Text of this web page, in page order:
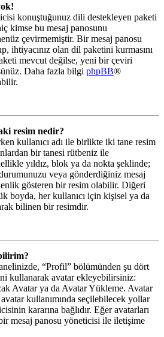
konuştuğunuz dili destekleyen paketi
kimse bu mesaj panosunu
çevirmemiştir. Bir mesaj panosu
ihtiyacınız olan dil paketini kurmasını
mevcut değilse, yeni bir çeviri
Daha fazla bilgi phpBB®
resim nedir?
kullanıcı adı ile birlikte iki tane resim
bir tanesi rütbeniz ile
yıldız, blok ya da nokta şeklinde;
veya gönderdiğiniz mesaj
gösteren bir resim olabilir. Diğeri
boyda, her kullanıcı için kişisel ya da
bilinen bir resimdir.
“Profil” bölümünden şu dört
kullanarak avatar ekleyebilirsiniz:
Avatar ya da Avatar Yükleme. Avatar
kullanımında seçilebilecek yollar
kararına bağlıdır. Eğer avatarları
mesaj panosu yöneticisi ile iletişime